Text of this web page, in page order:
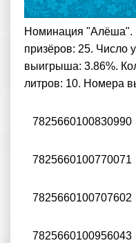
Номинация "Алёша".
призёров: 25. Число
выигрыша: 3.86%.
литров: 10. Номера
7825660100830990
7825660100770071
7825660100707602
7825660100956043